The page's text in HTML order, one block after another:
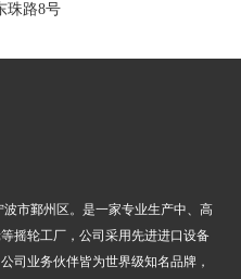
珠路8号
市鄞州区。是一家专业生产中、高
摇轮工厂，公司采用先进进口设备
司业务伙伴皆为世界级知名品牌，